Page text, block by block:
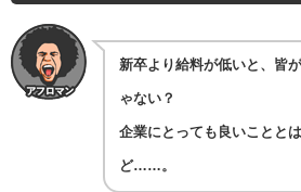
新卒より給料が低いと、皆
ゃない？
企業にとっても良いことと
ど……。